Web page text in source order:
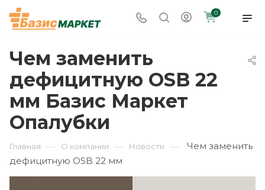
0
Чем заменить
дефицитную OSB 22
мм Базис Маркет
Опалубки
Главная — О компании — Новости —
Чем заменить
дефицитную OSB 22 мм